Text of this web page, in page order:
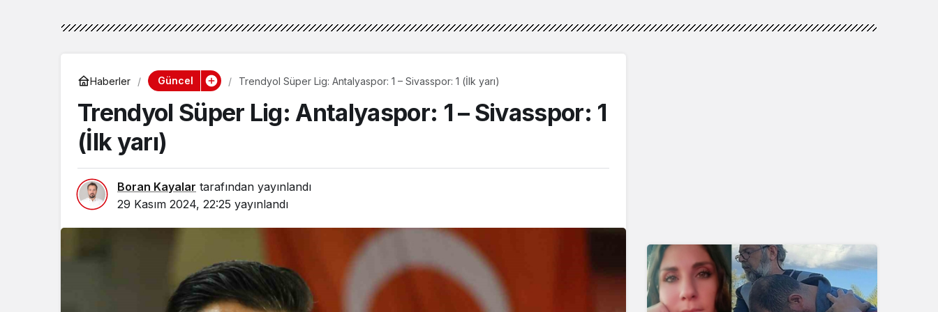
Haberler Güncel Trendyol Süper Lig: Antalyaspor: 1 – Sivasspor: 1 (İlk yarı)
Trendyol Süper Lig: Antalyaspor: 1 – Sivasspor: 1
(İlk yarı)
Boran Kayalar tarafından yayınlandı
29 Kasım 2024, 22:25 yayınlandı